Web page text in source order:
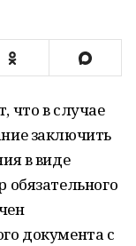
что в случае
заключить
в виде
обязательного
документа с